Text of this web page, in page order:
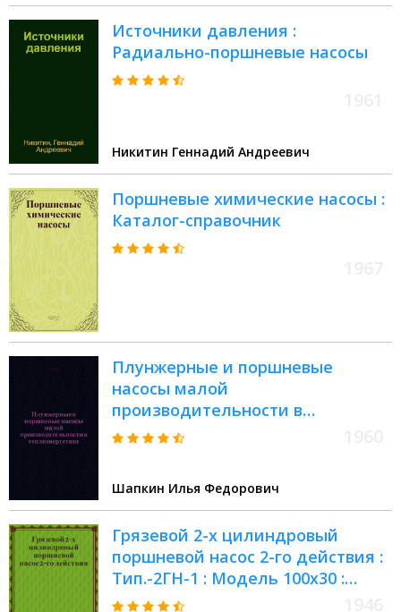
Источники давления :
Радиально-поршневые насосы
Никитин Геннадий Андреевич
Поршневые химические насосы :
Каталог-справочник
Плунжерные и поршневые
насосы малой
производительности в
теплоэнергетике
Шапкин Илья Федорович
Грязевой 2-х цилиндровый
поршневой насос 2-го действия :
Тип.-2ГН-1 : Модель 100х30 :
Паспорт насоса : Инструкция по